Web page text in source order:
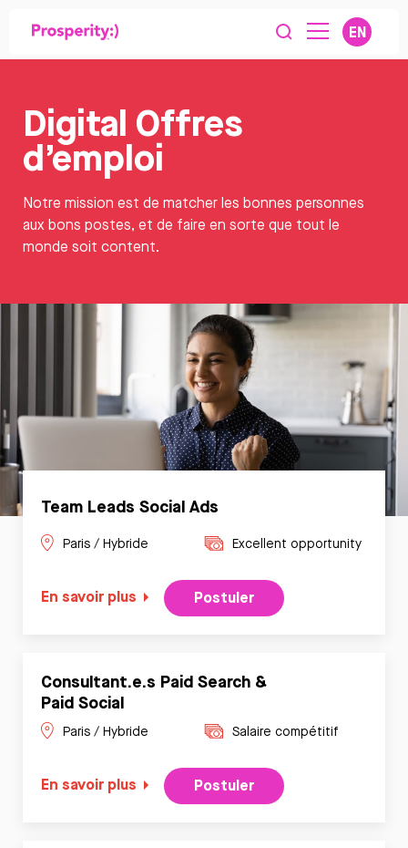
EN
Digital Offres
d’emploi
Notre mission est de matcher les bonnes personnes
aux bons postes, et de faire en sorte que tout le
monde soit content.
Team Leads Social Ads
Paris / Hybride Excellent opportunity
En savoir plus Postuler
Consultant.e.s Paid Search &
Paid Social
Paris / Hybride Salaire compétitif
En savoir plus Postuler